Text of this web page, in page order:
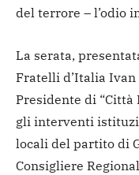
del terrore – l’odio
La serata,
Fratelli d’Italia Ivan
Presidente di
gli interventi
locali del partito di
Consigliere